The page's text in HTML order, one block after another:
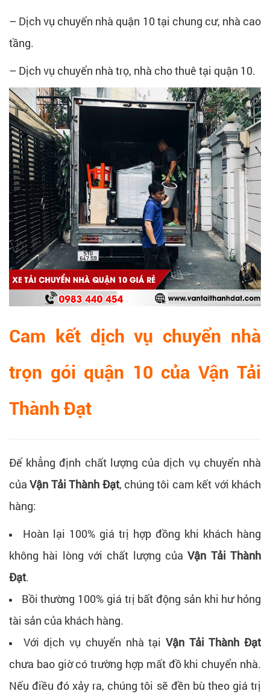
– Dịch vụ chuyển nhà quận 10 tại chung cư, nhà cao
tầng.
– Dịch vụ chuyển nhà trọ, nhà cho thuê tại quận 10.
Cam kết dịch vụ chuyển nhà
trọn gói quận 10 của Vận Tải
Thành Đạt
Để khẳng định chất lượng của dịch vụ chuyển nhà
củaVận Tải Thành Đạt, chúng tôi cam kết với khách
hàng:
Hoàn lại 100% giá trị hợp đồng khi khách hàng
không hài lòng với chất lượng củaVận Tải Thành
Đạt.
Bồi thường 100% giá trị bất động sản khi hư hỏng
tài sản của khách hàng.
Với dịch vụ chuyển nhà tại Vận Tải Thành Đạt
chưa bao giờ có trường hợp mất đồ khi chuyển nhà.
Nếu điều đó xảy ra, chúng tôi sẽ đền bù theo giá trị